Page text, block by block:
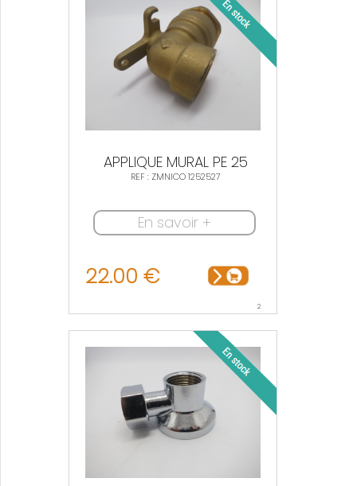
APPLIQUE MURAL PE 25
REF : ZMNICO 1252527
En savoir +
22.00 €
2